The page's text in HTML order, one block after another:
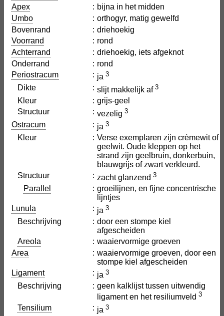
Apex
: bijna in het midden
Umbo
: orthogyr, matig gewelfd
Bovenrand
: driehoekig
Voorrand
: rond
Achterrand
: driehoekig, iets afgeknot
Onderrand
: rond
Periostracum
: ja 3
Dikte : slijt makkelijk af 3
Kleur : grijs-geel
Structuur
: vezelig 3
Ostracum : ja 3
Kleur : Verse exemplaren zijn crèmewit of
geelwit. Oude kleppen op het
strand zijn geelbruin, donkerbuin,
blauwgrijs of zwart verkleurd.
Structuur
: zacht glanzend 3
Parallel : groeilijnen, en fijne concentrische
lijntjes
Lunula
: ja 3
Beschrijving : door een stompe kiel
afgescheiden
Areola
: waaiervormige groeven
Area
: waaiervormige groeven, door een
stompe kiel afgescheiden
Ligament
: ja 3
Beschrijving : geen kalklijst tussen uitwendig
ligament en het resiliumveld 3
Tensilium : ja 3